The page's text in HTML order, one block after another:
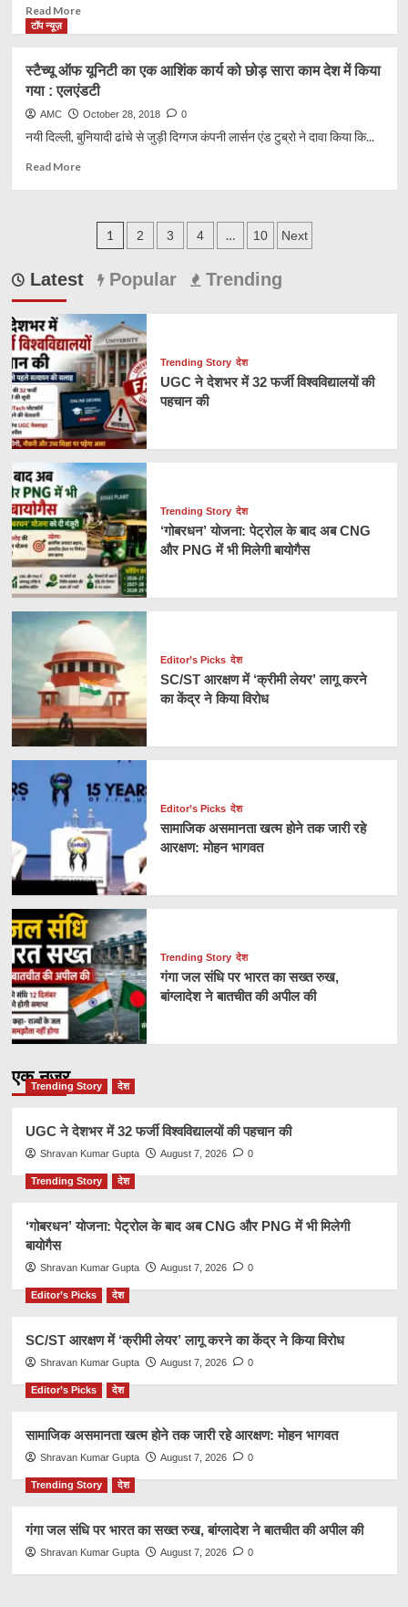
जब्त
Read MoreRead
की
पहली
इंजन-
रहित
ट्रेन
का
टॉप न्यूज़
स्टैच्यू ऑफ यूनिटी का एक आशिंक कार्य को छोड़ सारा काम देश में किया
गया : एलएंडटी
AMC October 28, 2018 0
नयी दिल्ली, बुनियादी ढांचे से जुड़ी दिग्गज कंपनी लार्सन एंड टुब्रो ने दावा किया कि...
Read MoreRead
यूनिटी
एक
कार्य
को
छोड़
सारा
काम
देश
में
किया
:
एलएंडटी
Posts
pagination
1 2 3 4 … 10 Next
Latest Popular Trending
Trending Story देश
UGC ने देशभर में 32 फर्जी विश्वविद्यालयों की
पहचान की
Trending Story देश
‘गोबरधन’ योजना: पेट्रोल के बाद अब CNG
और PNG में भी मिलेगी बायोगैस
Editor’s Picks देश
SC/ST आरक्षण में ‘क्रीमी लेयर’ लागू करने
का केंद्र ने किया विरोध
Editor’s Picks देश
सामाजिक असमानता खत्म होने तक जारी रहे
आरक्षण: मोहन भागवत
Trending Story देश
गंगा जल संधि पर भारत का सख्त रुख,
बांग्लादेश ने बातचीत की अपील की
एक नज़र
Trending Story देश
UGC ने देशभर में 32 फर्जी विश्वविद्यालयों की पहचान की
Shravan Kumar Gupta August 7, 2026 0
Trending Story देश
‘गोबरधन’ योजना: पेट्रोल के बाद अब CNG और PNG में भी मिलेगी
बायोगैस
Shravan Kumar Gupta August 7, 2026 0
Editor’s Picks देश
SC/ST आरक्षण में ‘क्रीमी लेयर’ लागू करने का केंद्र ने किया विरोध
Shravan Kumar Gupta August 7, 2026 0
Editor’s Picks देश
सामाजिक असमानता खत्म होने तक जारी रहे आरक्षण: मोहन भागवत
Shravan Kumar Gupta August 7, 2026 0
Trending Story देश
गंगा जल संधि पर भारत का सख्त रुख, बांग्लादेश ने बातचीत की अपील की
Shravan Kumar Gupta August 7, 2026 0